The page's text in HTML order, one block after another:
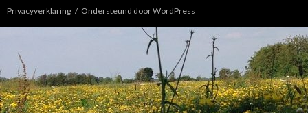
Privacyverklaring Ondersteund door WordPress